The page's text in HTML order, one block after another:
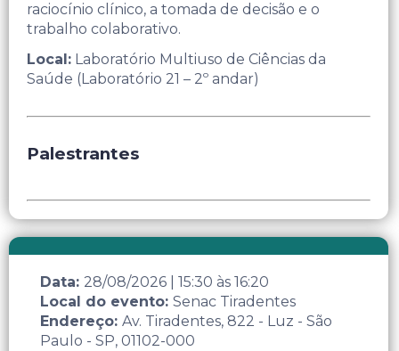
raciocínio clínico, a tomada de decisão e o
trabalho colaborativo.​
Local: Laboratório Multiuso de Ciências da
Saúde (Laboratório 21 – 2º andar)
Palestrantes
Data: 28/08/2026 15:30 às 16:20
Local do evento: Senac Tiradentes
Endereço: Av. Tiradentes, 822 - Luz - São
Paulo - SP, 01102-000